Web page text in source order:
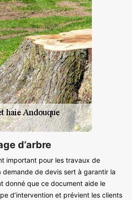
d’arbre
important pour les travaux de
demande de devis sert à garantir la
donné que ce document aide le
d’intervention et prévient les clients